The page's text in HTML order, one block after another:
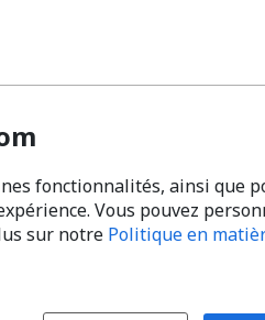
fonctionnalités, ainsi que
Vous pouvez
sur notre Politique en